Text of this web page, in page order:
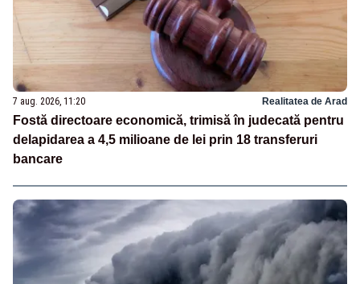
7 aug. 2026, 11:20 Realitatea de Arad
Fostă directoare economică, trimisă în judecată pentru
delapidarea a 4,5 milioane de lei prin 18 transferuri
bancare